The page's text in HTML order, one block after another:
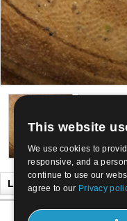
Lehet is, mint
This website
We use cookies to
responsive, and a
continue to use our
agree to our Privacy